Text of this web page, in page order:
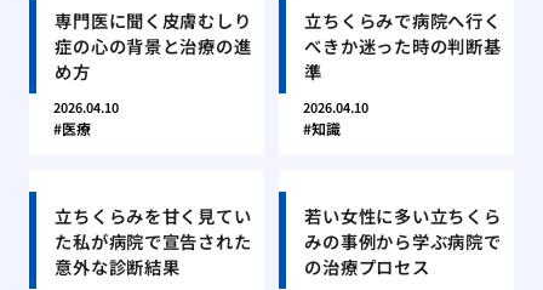
専門医に聞く皮膚むしり
症の心の背景と治療の進
め方
2026.04.10
医療
立ちくらみで病院へ行く
べきか迷った時の判断基
準
2026.04.10
知識
立ちくらみを甘く見てい
た私が病院で宣告された
意外な診断結果
若い女性に多い立ちくら
みの事例から学ぶ病院で
の治療プロセス